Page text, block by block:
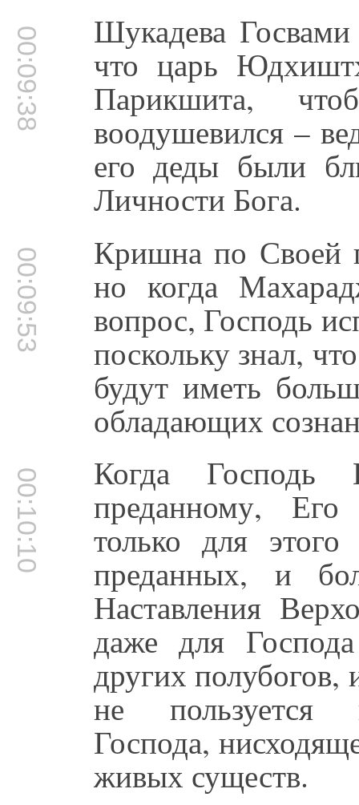
00:09:38 Шукадева
что царь
Парикшита,
воодушевился –
его деды были
Личности Бога.
00:09:53 Кришна по Своей
но когда
вопрос, Господь
поскольку знал,
будут иметь
обладающих
00:10:10 Когда Господь
преданному, Его
только для
преданных, и
Наставления
даже для
других полубогов,
не пользуется
Господа,
живых существ.